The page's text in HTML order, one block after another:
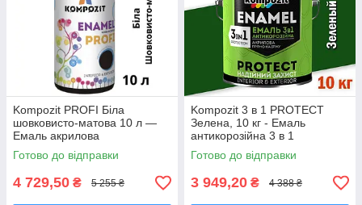
Kompozit PROFI Біла
шовковисто-матова 10 л —
Емаль акрилова
Готово до відправки
4 729,50 ₴ 5 255 ₴
Kompozit 3 в 1 PROTECT
Зелена, 10 кг - Емаль
антикорозійна 3 в 1
універсальна
Готово до відправки
3 949,20 ₴ 4 388 ₴